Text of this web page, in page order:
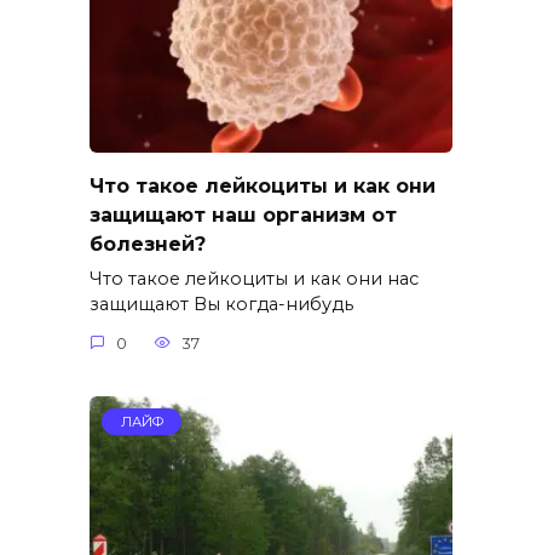
Что такое лейкоциты и как они
защищают наш организм от
болезней?
Что такое лейкоциты и как они нас
защищают Вы когда-нибудь
0 37
ЛАЙФ